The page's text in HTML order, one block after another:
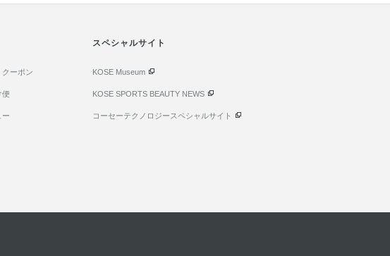
クーポン
便
ー
スペシャルサイト
KOSE Museum
KOSE SPORTS BEAUTY NEWS
コーセーテクノロジースペシャルサイト